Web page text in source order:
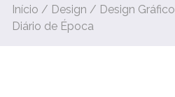
Início / Design / Design Gráfico
Diário de Época